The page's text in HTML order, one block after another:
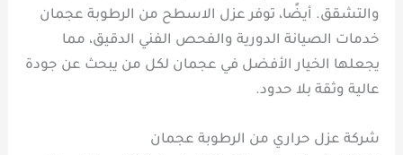
والتشقق. أيضًا، توفر عزل الاسطح من الرطوبة عجمان
خدمات الصيانة الدورية والفحص الفني الدقيق، مما
يجعلها الخيار الأفضل في عجمان لكل من يبحث عن جودة
عالية وثقة بلا حدود.
شركة عزل حراري من الرطوبة عجمان